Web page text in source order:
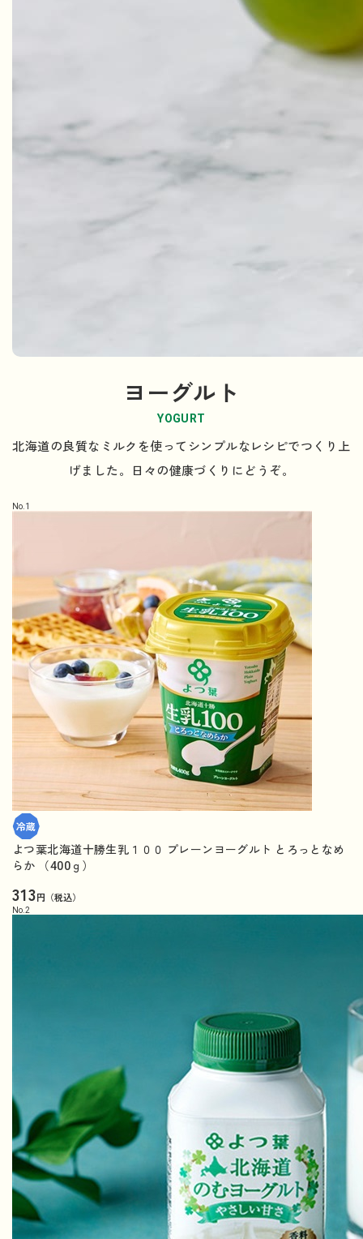
ヨーグルト
YOGURT
北海道の良質なミルクを使ってシンプルなレシピでつくり上
げました。日々の健康づくりにどうぞ。
No. 1
よつ葉北海道十勝生乳１００ プレーンヨーグルト とろっとなめ
らか （400ｇ）
313円（税込）
No. 2